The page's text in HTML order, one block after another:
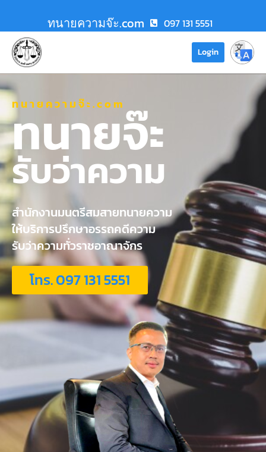
ทนายความจ๊ะ.com 097 131 5551
Login
ทนายความจ๊ะ.com
ทนายจ๊ะ
รับว่าความ
สำนักงานมนตรีสมสายทนายความ
ให้บริการปรึกษาอรรถคดีความ
รับว่าความทั่วราชอาณาจักร
โทร. 097 131 5551